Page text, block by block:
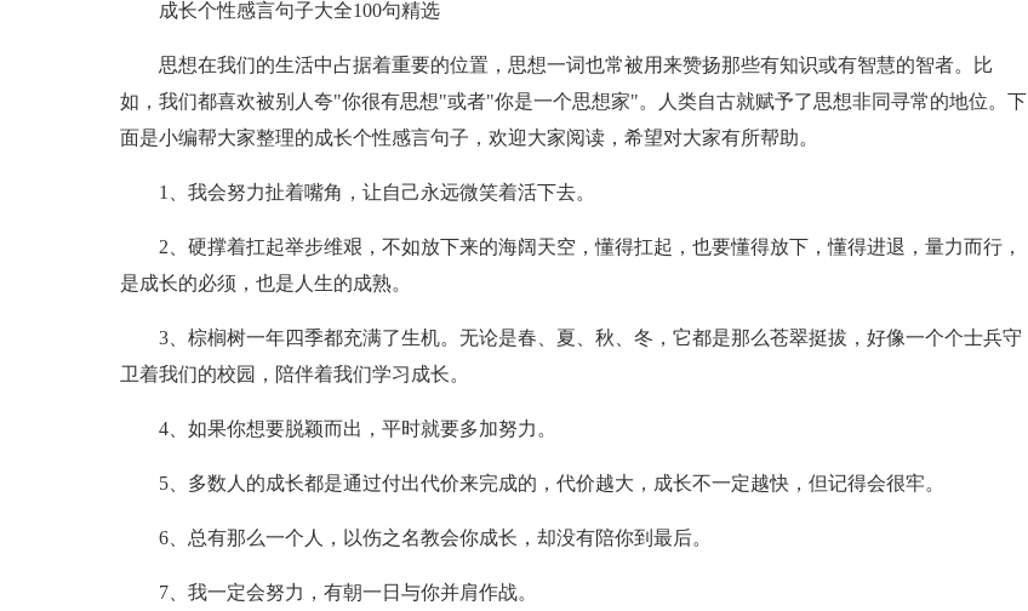
成长个性感言句子大全100句精选
思想在我们的生活中占据着重要的位置，思想一词也常被用来赞扬那些有知识或有智慧的智者。比
如，我们都喜欢被别人夸"你很有思想"或者"你是一个思想家"。人类自古就赋予了思想非同寻常的地位。下
面是小编帮大家整理的成长个性感言句子，欢迎大家阅读，希望对大家有所帮助。
1、我会努力扯着嘴角，让自己永远微笑着活下去。
2、硬撑着扛起举步维艰，不如放下来的海阔天空，懂得扛起，也要懂得放下，懂得进退，量力而行，
是成长的必须，也是人生的成熟。
3、棕榈树一年四季都充满了生机。无论是春、夏、秋、冬，它都是那么苍翠挺拔，好像一个个士兵守
卫着我们的校园，陪伴着我们学习成长。
4、如果你想要脱颖而出，平时就要多加努力。
5、多数人的成长都是通过付出代价来完成的，代价越大，成长不一定越快，但记得会很牢。
6、总有那么一个人，以伤之名教会你成长，却没有陪你到最后。
7、我一定会努力，有朝一日与你并肩作战。